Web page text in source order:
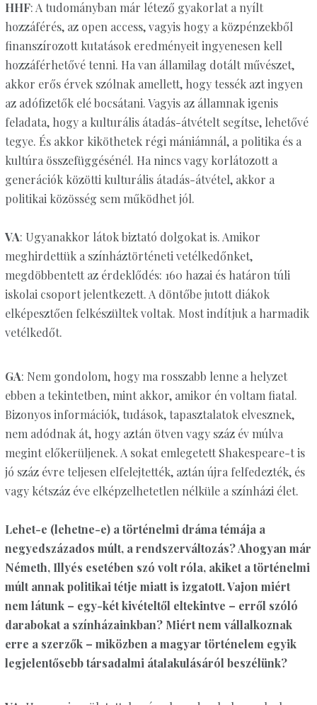
HHF: A tudományban már létező gyakorlat a nyílt
hozzáférés, az open access, vagyis hogy a közpénzekből
finanszírozott kutatások eredményeit ingyenesen kell
hozzáférhetővé tenni. Ha van államilag dotált művészet,
akkor erős érvek szólnak amellett, hogy tessék azt ingyen
az adófizetők elé bocsátani. Vagyis az államnak igenis
feladata, hogy a kulturális átadás-átvételt segítse, lehetővé
tegye. És akkor kiköthetek régi mániámnál, a politika és a
kultúra összefüggésénél. Ha nincs vagy korlátozott a
generációk közötti kulturális átadás-átvétel, akkor a
politikai közösség sem működhet jól.
VA: Ugyanakkor látok biztató dolgokat is. Amikor
meghirdettük a színháztörténeti vetélkedőnket,
megdöbbentett az érdeklődés: 160 hazai és határon túli
iskolai csoport jelentkezett. A döntőbe jutott diákok
elképesztően felkészültek voltak. Most indítjuk a harmadik
vetélkedőt.
GA: Nem gondolom, hogy ma rosszabb lenne a helyzet
ebben a tekintetben, mint akkor, amikor én voltam fiatal.
Bizonyos információk, tudások, tapasztalatok elvesznek,
nem adódnak át, hogy aztán ötven vagy száz év múlva
megint előkerüljenek. A sokat emlegetett Shakespeare-t is
jó száz évre teljesen elfelejtették, aztán újra felfedezték, és
vagy kétszáz éve elképzelhetetlen nélküle a színházi élet.
Lehet-e (lehetne-e) a történelmi dráma témája a
negyedszázados múlt, a rendszerváltozás? Ahogyan már
Németh, Illyés esetében szó volt róla, akiket a történelmi
múlt annak politikai tétje miatt is izgatott. Vajon miért
nem látunk – egy-két kivételtől eltekintve – erről szóló
darabokat a színházainkban? Miért nem vállalkoznak
erre a szerzők – miközben a magyar történelem egyik
legjelentősebb társadalmi átalakulásáról beszélünk?